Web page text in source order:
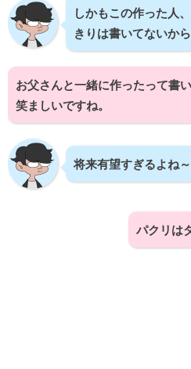
しかもこの作った人
きりは書いてないか
お父さんと一緒に作ったって書
笑ましいですね。
将来有望すぎるよね
パクリは